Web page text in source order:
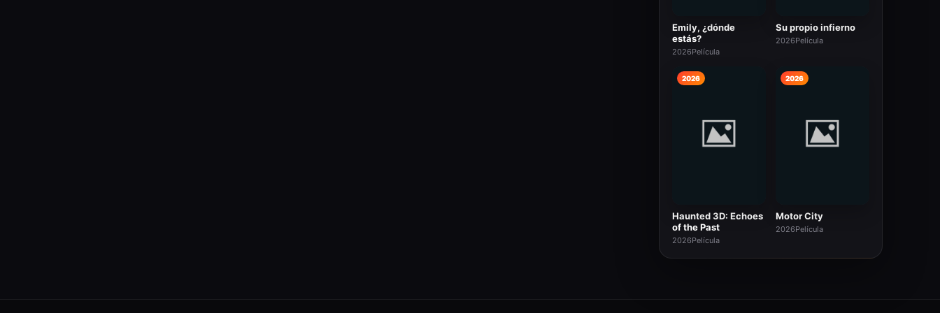
Emily, ¿dónde
estás?
2026Película
Su propio infierno
2026Película
2026
Haunted 3D: Echoes
of the Past
2026Película
2026
Motor City
2026Película